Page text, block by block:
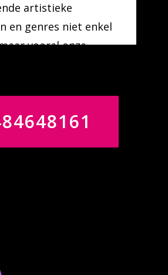
artistieke
en genres niet enkel
vooral onze